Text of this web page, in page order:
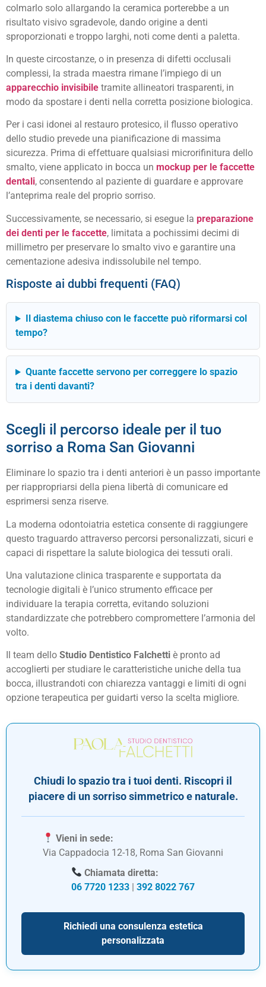
colmarlo solo allargando la ceramica porterebbe a un
risultato visivo sgradevole, dando origine a denti
sproporzionati e troppo larghi, noti come denti a paletta.
In queste circostanze, o in presenza di difetti occlusali
complessi, la strada maestra rimane l’impiego di un
apparecchio invisibile tramite allineatori trasparenti, in
modo da spostare i denti nella corretta posizione biologica.
Per i casi idonei al restauro protesico, il flusso operativo
dello studio prevede una pianificazione di massima
sicurezza. Prima di effettuare qualsiasi microrifinitura dello
smalto, viene applicato in bocca un mockup per le faccette
dentali, consentendo al paziente di guardare e approvare
l’anteprima reale del proprio sorriso.
Successivamente, se necessario, si esegue la preparazione
dei denti per le faccette, limitata a pochissimi decimi di
millimetro per preservare lo smalto vivo e garantire una
cementazione adesiva indissolubile nel tempo.
Risposte ai dubbi frequenti (FAQ)
Il diastema chiuso con le faccette può riformarsi col
tempo?
Quante faccette servono per correggere lo spazio
tra i denti davanti?
Scegli il percorso ideale per il tuo
sorriso a Roma San Giovanni
Eliminare lo spazio tra i denti anteriori è un passo importante
per riappropriarsi della piena libertà di comunicare ed
esprimersi senza riserve.
La moderna odontoiatria estetica consente di raggiungere
questo traguardo attraverso percorsi personalizzati, sicuri e
capaci di rispettare la salute biologica dei tessuti orali.
Una valutazione clinica trasparente e supportata da
tecnologie digitali è l’unico strumento efficace per
individuare la terapia corretta, evitando soluzioni
standardizzate che potrebbero compromettere l’armonia del
volto.
Il team dello Studio Dentistico Falchetti è pronto ad
accoglierti per studiare le caratteristiche uniche della tua
bocca, illustrandoti con chiarezza vantaggi e limiti di ogni
opzione terapeutica per guidarti verso la scelta migliore.
Chiudi lo spazio tra i tuoi denti. Riscopri il
piacere di un sorriso simmetrico e naturale.
Vieni in sede:
Via Cappadocia 12-18, Roma San Giovanni
Chiamata diretta:
06 7720 1233 | 392 8022 767
Richiedi una consulenza estetica
personalizzata